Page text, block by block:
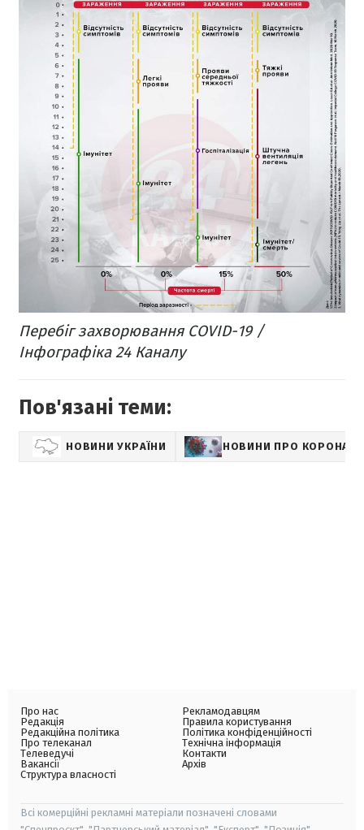
Перебіг захворювання COVID-19 /
Інфографіка 24 Каналу
Пов'язані теми:
НОВИНИ УКРАЇНИ НОВИНИ ПРО
Про нас
Редакція
Редакційна політика
Про телеканал
Телеведучі
Вакансії
Структура власності
Рекламодавцям
Правила користування
Політика конфіденційності
Технічна інформація
Контакти
Архів
Всі комерційні рекламні матеріали позначені словами